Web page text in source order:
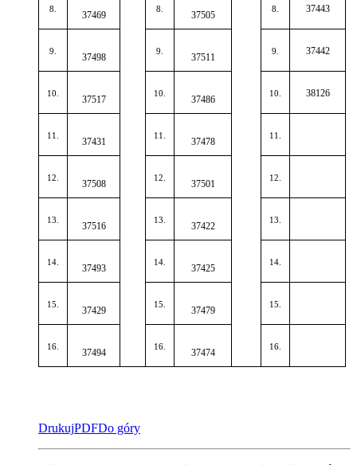
8.
37469
8.
37505
8. 37443
9.
37498
9.
37511
9. 37442
10.
37517
10.
37486
10. 38126
11.
37431
11.
37478
11.
12.
37508
12.
37501
12.
13.
37516
13.
37422
13.
14.
37493
14.
37425
14.
15.
37429
15.
37479
15.
16.
37494
16.
37474
16.
DrukujPDFDo góry